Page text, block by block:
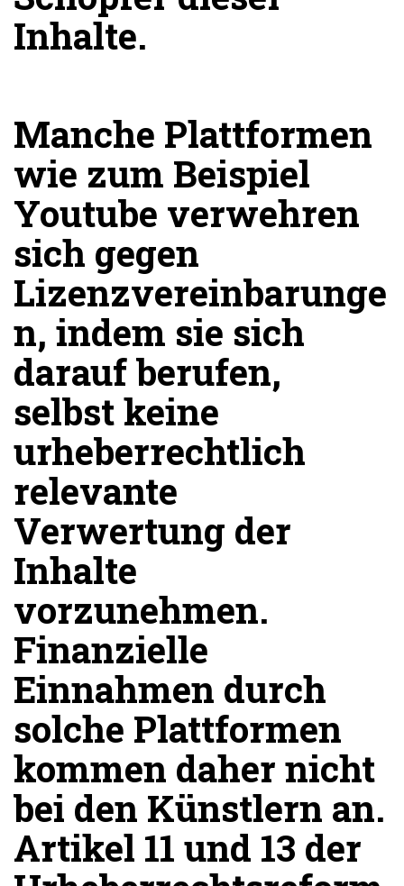
Inhalte.
Manche Plattformen
wie zum Beispiel
Youtube verwehren
sich gegen
Lizenzvereinbarunge
n, indem sie sich
darauf berufen,
selbst keine
urheberrechtlich
relevante
Verwertung der
Inhalte
vorzunehmen.
Finanzielle
Einnahmen durch
solche Plattformen
kommen daher nicht
bei den Künstlern an.
Artikel 11 und 13 der